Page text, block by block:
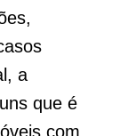
a
que é
com